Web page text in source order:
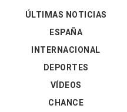
ÚLTIMAS NOTICIAS
ESPAÑA
INTERNACIONAL
DEPORTES
VÍDEOS
CHANCE